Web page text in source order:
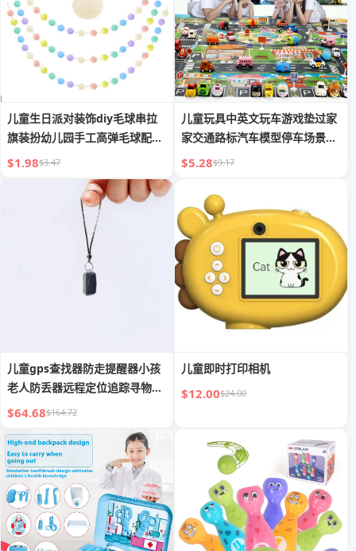
儿童生日派对装饰diy毛球串拉
旗装扮幼儿园手工高弹毛球配件
毛绒
$1.98$3.47
儿童玩具中英文玩车游戏垫过家
家交通路标汽车模型停车场景地
图
$5.28$9.17
儿童gps查找器防走提醒器小孩
老人防丢器远程定位追踪寻物查
找器
$64.68$164.72
儿童即时打印相机
$12.00$24.00